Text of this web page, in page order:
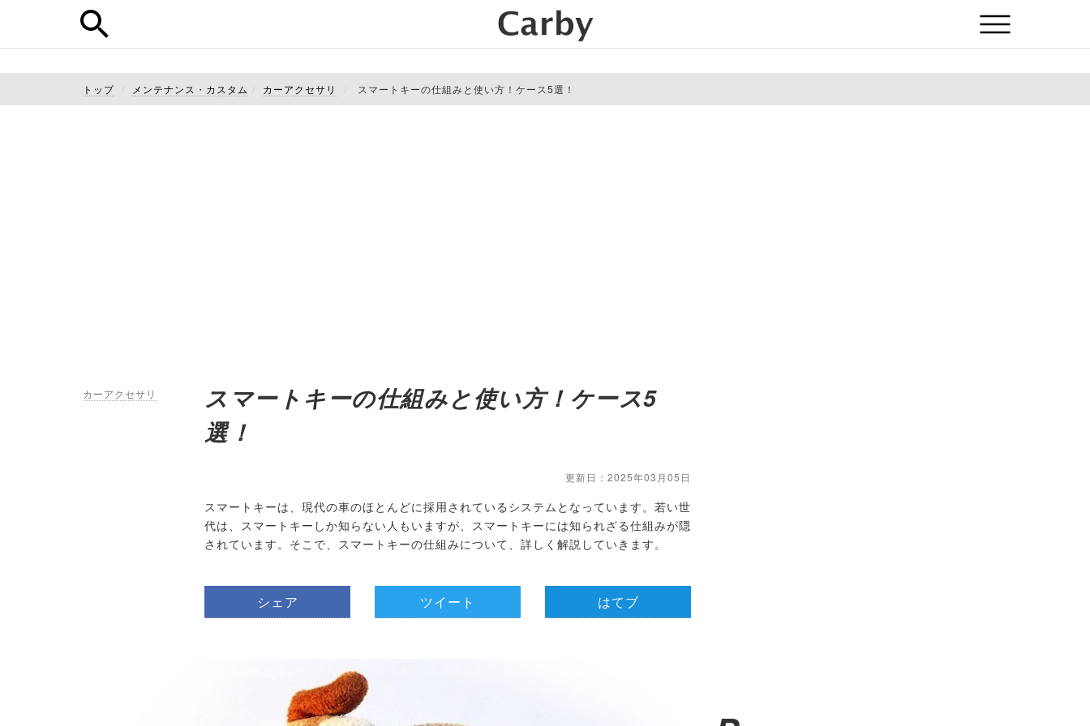
トップ メンテナンス・カスタム カーアクセサリ スマートキーの仕組みと使い方！ケース5選！
カーアクセサリ
スマートキーの仕組みと使い方！ケース5
選！
更新日：2025年03月05日
スマートキーは、現代の車のほとんどに採用されているシステムとなっています。若い世
代は、スマートキーしか知らない人もいますが、スマートキーには知られざる仕組みが隠
されています。そこで、スマートキーの仕組みについて、詳しく解説していきます。
シェア ツイート はてブ